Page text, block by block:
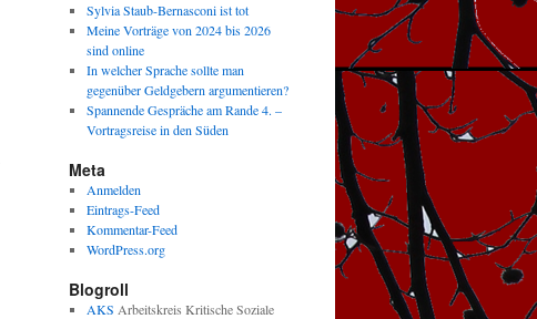
Sylvia Staub-Bernasconi ist tot
Meine Vorträge von 2024 bis 2026
sind online
In welcher Sprache sollte man
gegenüber Geldgebern argumentieren?
Spannende Gespräche am Rande 4. –
Vortragsreise in den Süden
Meta
Anmelden
Eintrags-Feed
Kommentar-Feed
WordPress.org
Blogroll
AKS Arbeitskreis Kritische Soziale